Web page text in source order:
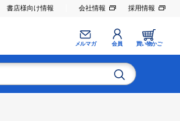
書店様向け情報 会社情報 採用情報
メルマガ 会員 買い物かご